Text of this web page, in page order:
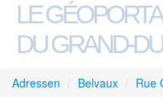
LE
DU GRAND-
Adressen / Belvaux / Rue